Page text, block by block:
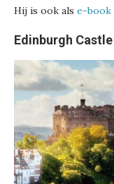
Hij is ook als e-book
Edinburgh Castle